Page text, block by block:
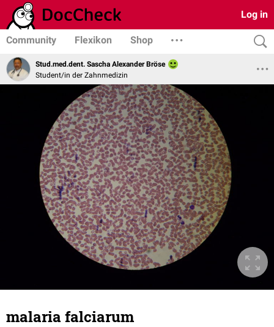
Log in
Community Flexikon Shop
Stud.med.dent. Sascha Alexander Bröse
Student/in der Zahnmedizin
malaria falciarum